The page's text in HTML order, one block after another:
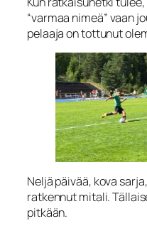
“varmaa nimeä” vaan
pelaaja on tottunut
Neljä päivää, kova
ratkennut mitali.
pitkään.